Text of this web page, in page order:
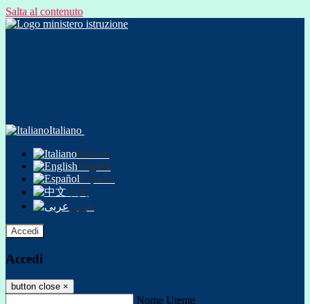
Salta al contenuto
Italiano
Italiano
English
Español
中文
عربى
Accedi
Accedi
button close ×
Nome Utente